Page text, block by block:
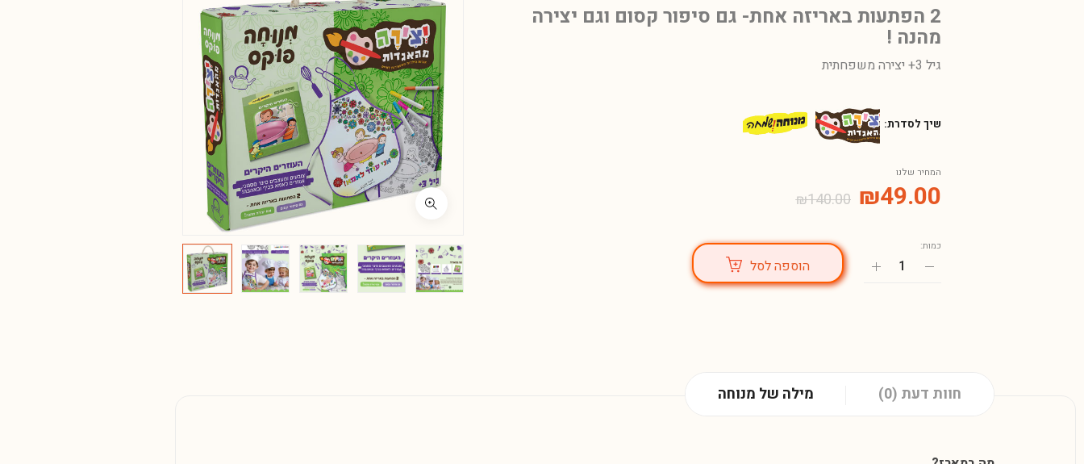
2 הפתעות באריזה אחת- גם סיפור קסום וגם יצירה
מהנה !
גיל 3+ יצירה משפחתית
שיך לסדרת:
המחיר שלנו
₪140.00 ₪49.00
כמות:
הוספה לסל
מילה של מנוחה חוות דעת (0)